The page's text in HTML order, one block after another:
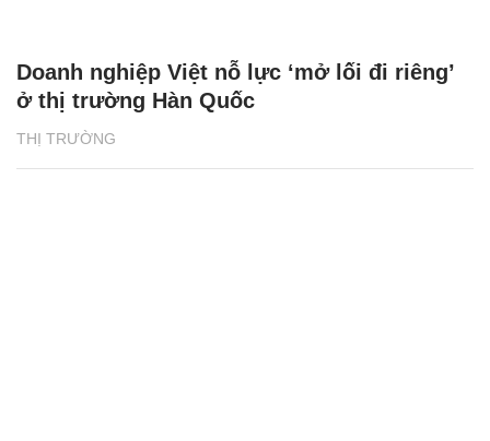
THỊ TRƯỜNG
Doanh nghiệp Việt nỗ lực ‘mở lối đi riêng’
ở thị trường Hàn Quốc